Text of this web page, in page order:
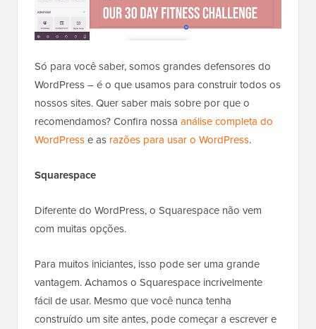
Só para você saber, somos grandes defensores do
WordPress – é o que usamos para construir todos os
nossos sites. Quer saber mais sobre por que o
recomendamos? Confira nossa análise completa do
WordPresse as razões para usar o WordPress.
Squarespace
Diferente do WordPress, o Squarespace não vem
com muitas opções.
Para muitos iniciantes, isso pode ser uma grande
vantagem. Achamos o Squarespace incrivelmente
fácil de usar. Mesmo que você nunca tenha
construído um site antes, pode começar a escrever e